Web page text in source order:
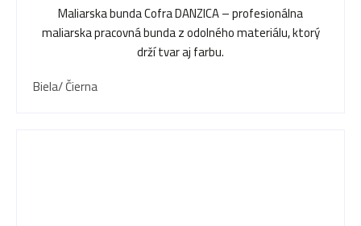
Maliarska bunda Cofra DANZICA – profesionálna
maliarska pracovná bunda z odolného materiálu, ktorý
drží tvar aj farbu.
Biela/ Čierna